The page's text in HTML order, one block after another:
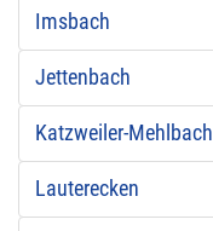
Imsbach
Jettenbach
Katzweiler-Mehlbach
Lauterecken